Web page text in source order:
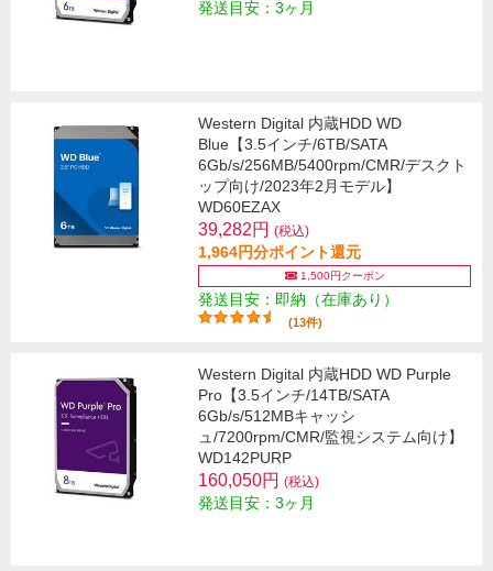
発送目安：3ヶ月
Western Digital 内蔵HDD WD
Blue【3.5インチ/6TB/SATA
6Gb/s/256MB/5400rpm/CMR/デスクト
ップ向け/2023年2月モデル】
WD60EZAX
39,282円 (税込)
1,964円分ポイント還元
1,500円クーポン
発送目安：即納（在庫あり）
(13件)
Western Digital 内蔵HDD WD Purple
Pro【3.5インチ/14TB/SATA
6Gb/s/512MBキャッシ
ュ/7200rpm/CMR/監視システム向け】
WD142PURP
160,050円 (税込)
発送目安：3ヶ月